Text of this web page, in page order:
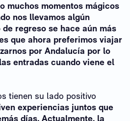
muchos momentos mágicos
nos llevamos algún
regreso se hace aún más
que ahora preferimos viajar
por Andalucía por lo
entradas cuando viene el
tienen su lado positivo
experiencias juntos que
días. Actualmente, la